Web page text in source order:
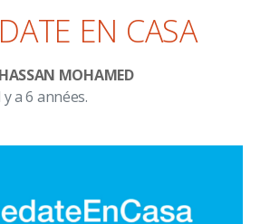
EN CASA
MOHAMED
a 6 années.